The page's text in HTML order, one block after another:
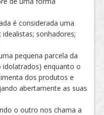
é considerada uma
sonhadores;
pequena parcela da
idolatrados) enquanto o
dos produtos e
abertamente as suas
o outro nos chama a